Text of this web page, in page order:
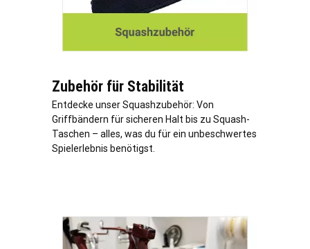
Zubehör für Stabilität
Entdecke unser Squashzubehör: Von
Griffbändern für sicheren Halt bis zu Squash-
Taschen – alles, was du für ein unbeschwertes
Spielerlebnis benötigst.